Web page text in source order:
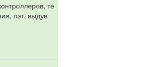
те
пэт, выдув